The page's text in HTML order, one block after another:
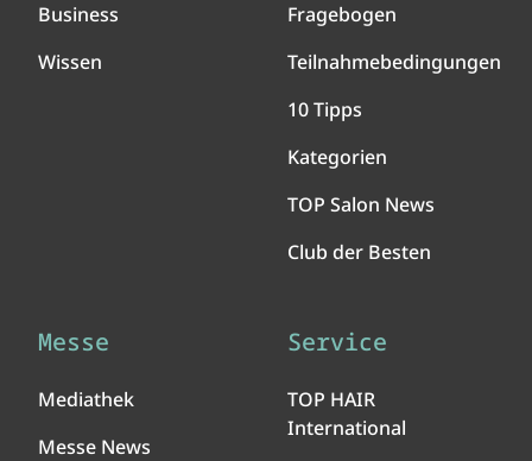
Business
Wissen
Fragebogen
Teilnahmebedingungen
10 Tipps
Kategorien
TOP Salon News
Club der Besten
Messe
Mediathek
Messe News
Service
TOP HAIR
International